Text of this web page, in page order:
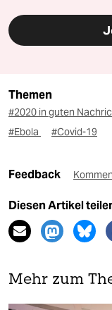
Themen
#2020 in guten
#Ebola
#Covid-19
Feedback
Diesen Artikel
Mehr zum